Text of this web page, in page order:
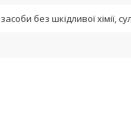
без шкідливої хімії,